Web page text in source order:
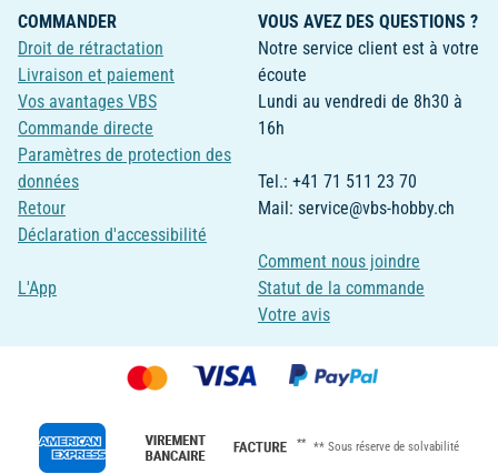
COMMANDER
Droit de rétractation
Livraison et paiement
Vos avantages VBS
Commande directe
Paramètres de protection des
données
Retour
Déclaration d'accessibilité
L'App
VOUS AVEZ DES QUESTIONS ?
Notre service client est à votre
écoute
Lundi au vendredi de 8h30 à
16h
Tel.: +41 71 511 23 70
Mail: service@vbs-hobby.ch
Comment nous joindre
Statut de la commande
Votre avis
** ** Sous réserve de solvabilité